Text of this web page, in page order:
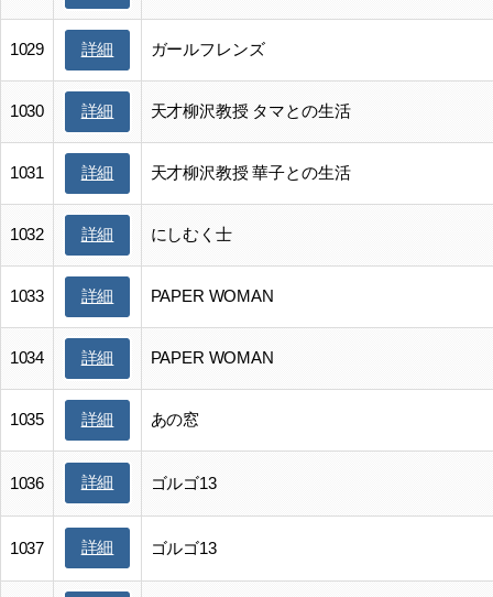
1029 詳細 ガールフレンズ
1030 詳細 天才柳沢教授 タマとの生活
1031 詳細 天才柳沢教授 華子との生活
1032 詳細 にしむく士
1033 詳細 PAPER WOMAN
1034 詳細 PAPER WOMAN
1035 詳細 あの窓
1036 詳細 ゴルゴ13
1037 詳細 ゴルゴ13